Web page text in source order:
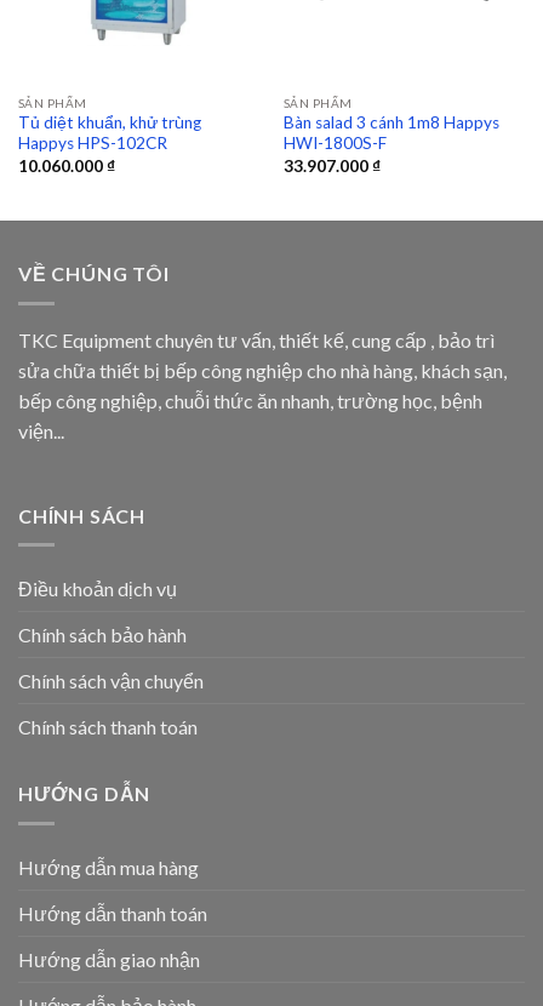
SẢN PHẨM
Tủ diệt khuẩn, khử trùng
Happys HPS-102CR
10.060.000₫
SẢN PHẨM
Bàn salad 3 cánh 1m8 Happys
HWI-1800S-F
33.907.000₫
VỀ CHÚNG TÔI
TKC Equipment chuyên tư vấn, thiết kế, cung cấp , bảo trì
sửa chữa thiết bị bếp công nghiệp cho nhà hàng, khách sạn,
bếp công nghiệp, chuỗi thức ăn nhanh, trường học, bệnh
viện...
CHÍNH SÁCH
Điều khoản dịch vụ
Chính sách bảo hành
Chính sách vận chuyển
Chính sách thanh toán
HƯỚNG DẪN
Hướng dẫn mua hàng
Hướng dẫn thanh toán
Hướng dẫn giao nhận